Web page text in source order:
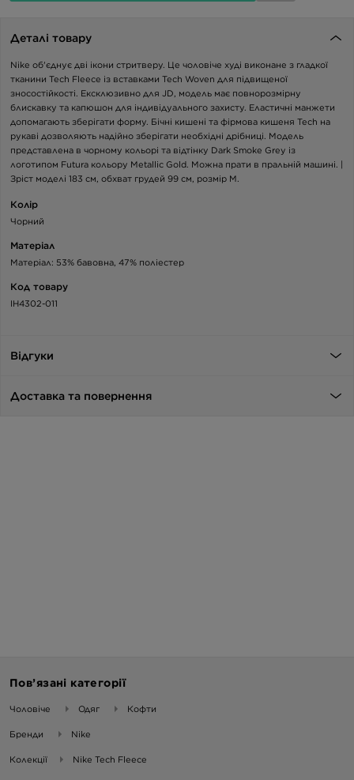
Деталі товару
Nike об'єднує дві ікони стритверу. Це чоловіче худі виконане з гладкої
тканини Tech Fleece із вставками Tech Woven для підвищеної
зносостійкості. Ексклюзивно для JD, модель має повнорозмірну
блискавку та капюшон для індивідуального захисту. Еластичні манжети
допомагають зберігати форму. Бічні кишені та фірмова кишеня Tech на
рукаві дозволяють надійно зберігати необхідні дрібниці. Модель
представлена в чорному кольорі та відтінку Dark Smoke Grey із
логотипом Futura кольору Metallic Gold. Можна прати в пральній машині. |
Зріст моделі 183 см, обхват грудей 99 см, розмір M.
Колір
Чорний
Матеріал
Матеріал: 53% бавовна, 47% поліестер
Код товару
IH4302-011
Відгуки
Доставка та повернення
Пов’язані категорії
Чоловіче Одяг Кофти
Бренди Nike
Колекції Nike Tech Fleece